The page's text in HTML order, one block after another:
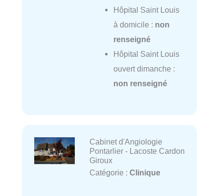
Hôpital Saint Louis
à domicile : non
renseigné
Hôpital Saint Louis
ouvert dimanche :
non renseigné
Cabinet d'Angiologie
Pontarlier - Lacoste Cardon
Giroux
Catégorie : Clinique